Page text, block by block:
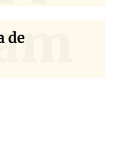
de